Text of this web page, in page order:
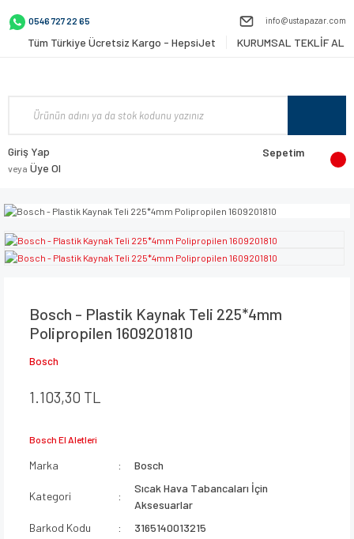
0546 727 22 65 info@ustapazar.com
Tüm Türkiye Ücretsiz Kargo - HepsiJet KURUMSAL TEKLİF AL
Giriş Yap
veya Üye Ol
Sepetim
Bosch - Plastik Kaynak Teli 225*4mm
Polipropilen 1609201810
Bosch
1.103,30 TL
Bosch El Aletleri
Marka Bosch
Kategori
Sıcak Hava Tabancaları İçin
Aksesuarlar
Barkod Kodu
3165140013215